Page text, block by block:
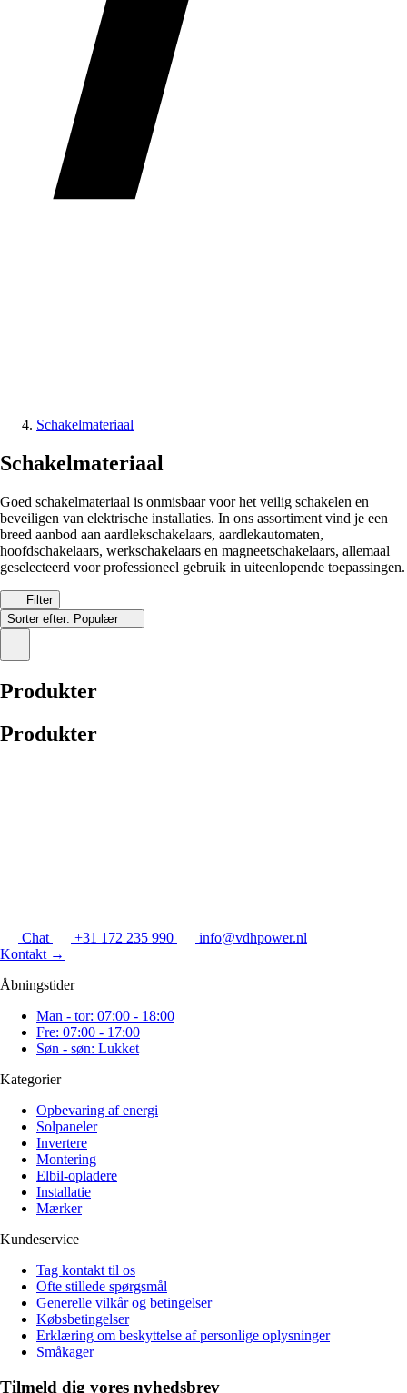
Schakelmateriaal
Schakelmateriaal
Goed schakelmateriaal is onmisbaar voor het veilig schakelen en
beveiligen van elektrische installaties. In ons assortiment vind je een
breed aanbod aan aardlekschakelaars, aardlekautomaten,
hoofdschakelaars, werkschakelaars en magneetschakelaars, allemaal
geselecteerd voor professioneel gebruik in uiteenlopende toepassingen.
Filter
Sorter efter: Populær
Produkter
Produkter
Chat +31 172 235 990
info@vdhpower.nl
Kontakt →
Åbningstider
Man - tor: 07:00 - 18:00
Fre: 07:00 - 17:00
Søn - søn: Lukket
Kategorier
Opbevaring af energi
Solpaneler
Invertere
Montering
Elbil-opladere
Installatie
Mærker
Kundeservice
Tag kontakt til os
Ofte stillede spørgsmål
Generelle vilkår og betingelser
Købsbetingelser
Erklæring om beskyttelse af personlige oplysninger
Småkager
Tilmeld dig vores nyhedsbrev